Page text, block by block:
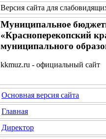
Версия сайта для
Муниципальное
«Красноперекопский
муниципального
kkmuz.ru - официальный сайт
Основная версия сайта
Главная
Директор